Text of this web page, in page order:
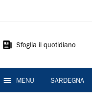
Sardegna
Sfoglia il quotidiano
MENU SARDEGNA